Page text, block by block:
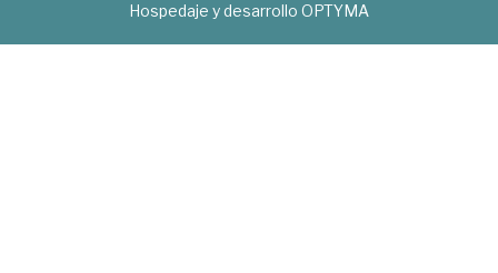
Hospedaje y desarrollo OPTYMA